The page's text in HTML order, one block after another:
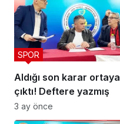
Aldığı son karar ortaya
çıktı! Deftere yazmış
SPOR
3 ay önce